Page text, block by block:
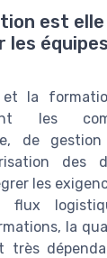
est elle
les
la
les
de
des
les
flux
la
très